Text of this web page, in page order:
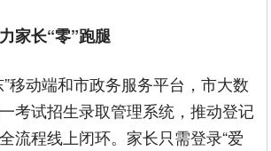
家长“零”跑腿
”移动端和市政务服务平台，市大数
考试招生录取管理系统，推动登记
流程线上闭环。家长只需登录“爱